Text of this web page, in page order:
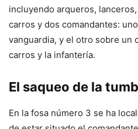
incluyendo arqueros,
carros y dos comandantes:
vanguardia, y el otro sobre un
carros y la infantería.
El saqueo de la
En la fosa número 3 se ha